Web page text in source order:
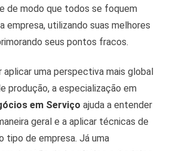
de modo que todos se foquem
empresa, utilizando suas melhores
seus pontos fracos.
aplicar uma perspectiva mais global
produção, a especialização em
em Serviço ajuda a entender
geral e a aplicar técnicas de
tipo de empresa. Já uma